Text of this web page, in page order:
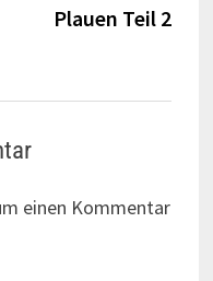
Plauen Teil 2
einen Kommentar